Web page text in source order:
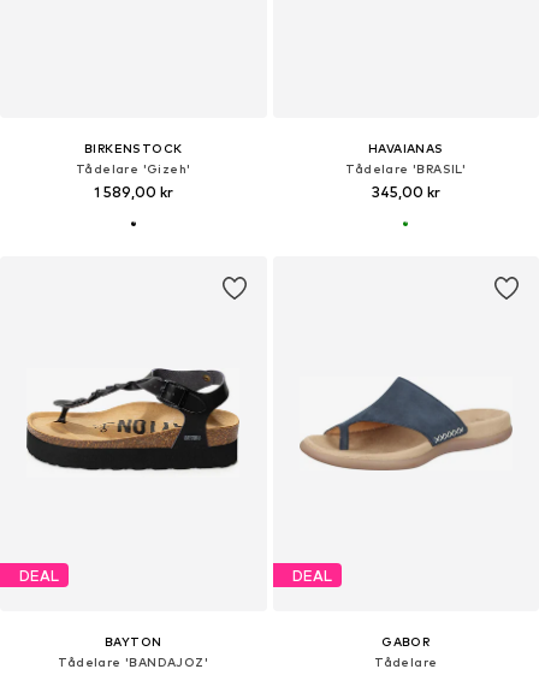
BIRKENSTOCK
Tådelare 'Gizeh'
1 589,00 kr
HAVAIANAS
Tådelare 'BRASIL'
345,00 kr
DEAL
BAYTON
Tådelare 'BANDAJOZ'
DEAL
GABOR
Tådelare